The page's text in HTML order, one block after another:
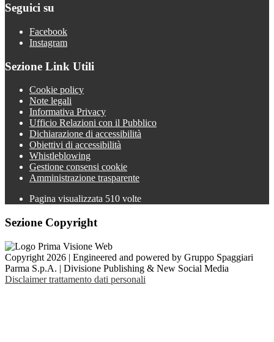
Seguici su
Facebook
Instagram
Sezione Link Utili
Cookie policy
Note legali
Informativa Privacy
Ufficio Relazioni con il Pubblico
Dichiarazione di accessibilità
Obiettivi di accessibilità
Whistleblowing
Gestione consensi cookie
Amministrazione trasparente
Pagina visualizzata 510 volte
Sezione Copyright
Copyright 2026 | Engineered and powered by Gruppo Spaggiari
Parma S.p.A. | Divisione Publishing & New Social Media
Disclaimer trattamento dati personali